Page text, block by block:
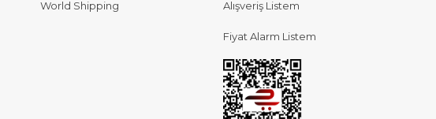
World Shipping Alışveriş Listem
Fiyat Alarm Listem